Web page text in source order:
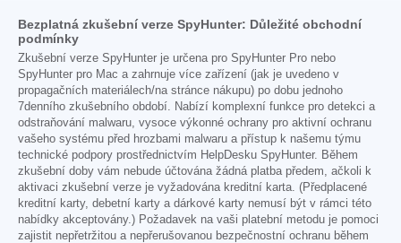
Bezplatná zkušební verze SpyHunter: Důležité obchodní
podmínky
Zkušební verze SpyHunter je určena pro SpyHunter Pro nebo
SpyHunter pro Mac a zahrnuje více zařízení (jak je uvedeno v
propagačních materiálech/na stránce nákupu) po dobu jednoho
7denního zkušebního období. Nabízí komplexní funkce pro detekci a
odstraňování malwaru, vysoce výkonné ochrany pro aktivní ochranu
vašeho systému před hrozbami malwaru a přístup k našemu týmu
technické podpory prostřednictvím HelpDesku SpyHunter. Během
zkušební doby vám nebude účtována žádná platba předem, ačkoli k
aktivaci zkušební verze je vyžadována kreditní karta. (Předplacené
kreditní karty, debetní karty a dárkové karty nemusí být v rámci této
nabídky akceptovány.) Požadavek na vaši platební metodu je pomoci
zajistit nepřetržitou a nepřerušovanou bezpečnostní ochranu během